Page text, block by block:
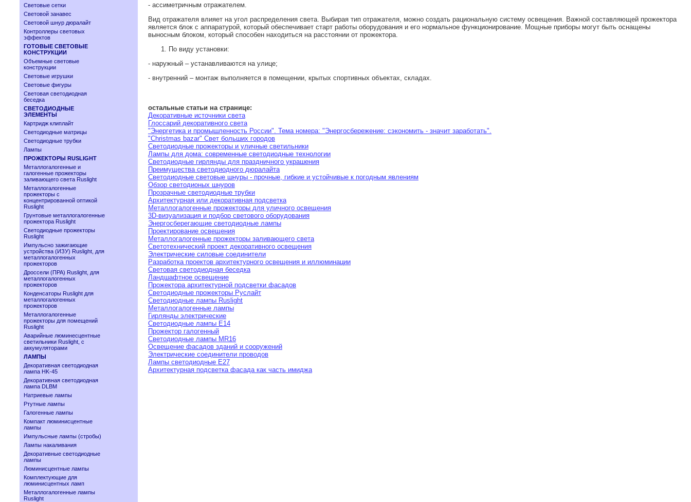
Световые сетки
Световой занавес
Световой шнур дюралайт
Контроллеры световых
эффектов
ГОТОВЫЕ СВЕТОВЫЕ
КОНСТРУКЦИИ
Объемные световые
конструкции
Световые игрушки
Световые фигуры
Световая светодиодная
беседка
СВЕТОДИОДНЫЕ
ЭЛЕМЕНТЫ
Картридж клиплайт
Светодиодные матрицы
Светодиодные трубки
Лампы
ПРОЖЕКТОРЫ RUSLIGHT
Металлогалогенные и
галогенные прожекторы
заливающего света Ruslight
Металлогалогенные
прожекторы с
концентрированной оптикой
Ruslight
Грунтовые металлогалогенные
прожектора Ruslight
Светодиодные прожекторы
Ruslight
Импульсно зажигающие
устройства (ИЗУ) Ruslight, для
металлогалогенных
прожекторов
Дроссели (ПРА) Ruslight, для
металлогалогенных
прожекторов
Конденсаторы Ruslight для
металлогалогенных
прожекторов
Металлогалогенные
прожекторы для помещений
Ruslight
Аварийные люминесцентные
светильники Ruslight, с
аккумуляторами
ЛАМПЫ
Декоративная светодиодная
лампа HK-45
Декоративная светодиодная
лампа DLBM
Натриевые лампы
Ртутные лампы
Галогенные лампы
Компакт люминисцентные
лампы
Импульсные лампы (стробы)
Лампы накаливания
Декоративные светодиодные
лампы
Люминисцентные лампы
Комплектующие для
люминисцентных ламп
Металлогалогенные лампы
Ruslight
- ассиметричным отражателем.
Вид отражателя влияет на угол распределения света. Выбирая тип отражателя, можно создать рациональную систему освещения. Важной составляющей прожектора
является блок с аппаратурой, который обеспечивает старт работы оборудования и его нормальное функционирование. Мощные приборы могут быть оснащены
выносным блоком, который способен находиться на расстоянии от прожектора.
По виду установки:
- наружный – устанавливаются на улице;
- внутренний – монтаж выполняется в помещении, крытых спортивных объектах, складах.
остальные статьи на странице:
Декоративные источники света
Глоссарий декоративного света
"Энергетика и промышленность России". Тема номера: "Энергосбережение: сэкономить - значит заработать".
"Christmas bazar" Свет больших городов
Светодиодные прожекторы и уличные светильники
Лампы для дома: современные светодиодные технологии
Светодиодные гирлянды для праздничного украшения
Преимущества светодиодного дюралайта
Светодиодные световые шнуры - прочные, гибкие и устойчивые к погодным явлениям
Обзор светодионых шнуров
Прозрачные светодиодные трубки
Архитектурная или декоративная подсветка
Металлогалогенные прожекторы для уличного освещения
3D-визуализация и подбор светового оборудования
Энергосберегающие светодиодные лампы
Проектирование освещения
Металлогалогенные прожекторы заливающего света
Светотехнический проект декоративного освещения
Электрические силовые соединители
Разработка проектов архитектурного освещения и иллюминации
Световая светодиодная беседка
Ландшафтное освещение
Прожектора архитектурной подсветки фасадов
Светодиодные прожекторы Руслайт
Светодиодные лампы Ruslight
Металлогалогенные лампы
Гирлянды электрические
Светодиодные лампы E14
Прожектор галогенный
Cветодиодные лампы MR16
Освещение фасадов зданий и сооружений
Электрические соединители проводов
Лампы светодиодные Е27
Архитектурная подсветка фасада как часть имиджа